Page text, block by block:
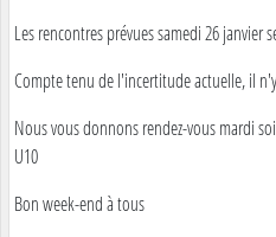
Les rencontres prévues samedi 26
Compte tenu de l'incertitude actuelle, il
Nous vous donnons rendez-vous mardi
U10
Bon week-end à tous